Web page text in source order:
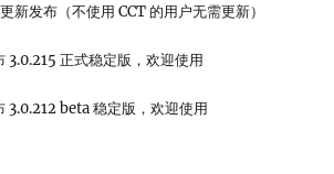
新发布（不使用 CCT 的用户无需更新）
3.0.215 正式稳定版，欢迎使用
3.0.212 beta 稳定版，欢迎使用